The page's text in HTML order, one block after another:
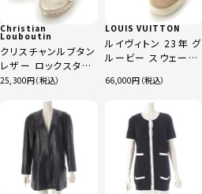
Christian
Louboutin
クリスチャンルブタン
レザー ロックスタッ
ズ ストラップ サンダ
25,300
LOUIS VUITTON
ルイヴィトン 23年 グ
ルービー スウェード
ベージュ 37
66,000